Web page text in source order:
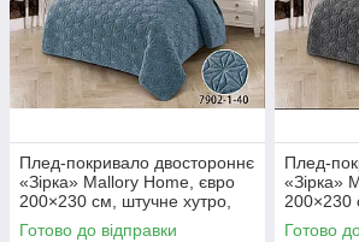
Плед-покривало двостороннє
«Зірка» Mallory Home, євро
200×230 см, штучне хутро,
м’яке та тепле
Готово до відправки
Плед-
«Зірка»
200×230
м’яке та
Готово